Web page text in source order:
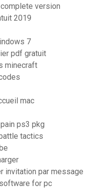
version
2019
7
pdf gratuit
minecraft
mac
ps3 pkg
tactics
invitation par message
for pc